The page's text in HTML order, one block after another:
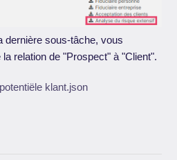
dernière sous-tâche, vous
relation de "Prospect" à "Client".
klant.json